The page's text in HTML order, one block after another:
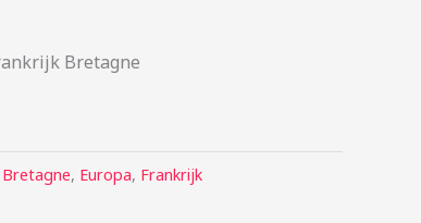
Bretagne
Bretagne, Europa, Frankrijk